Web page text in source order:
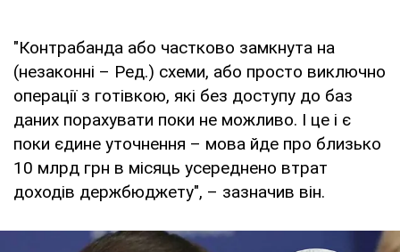
"Контрабанда або частково замкнута на
(незаконні – Ред.) схеми, або просто виключно
операції з готівкою, які без доступу до баз
даних порахувати поки не можливо. І це і є
поки єдине уточнення – мова йде про близько
10 млрд грн в місяць усереднено втрат
доходів держбюджету", – зазначив він.